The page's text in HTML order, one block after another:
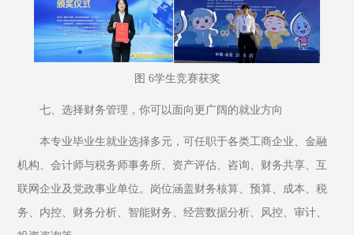
图 6学生竞赛获奖
七、选择财务管理，你可以面向更广阔的就业方向
本专业毕业生就业选择多元，可任职于各类工商企业、金融
机构、会计师与税务师事务所、资产评估、咨询、财务共享、互
联网企业及党政事业单位。岗位涵盖财务核算、预算、成本、税
务、内控、财务分析、智能财务、经营数据分析、风控、审计、